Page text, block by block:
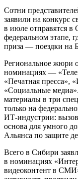
Сотни
заявили на конкурс
в июле отправятся в
федеральном этапе,
приза — поездки на
Региональное жюри
номинациях —
«Печатная пресса»,
«Социальные
материалы в три
только на
ИТ-индустрии:
основа для умного
Альянса по защите
Всего в Сибири
в номинациях
видеоконтент в